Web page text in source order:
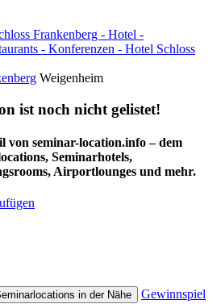
Weigenheim
ist noch nicht gelistet!
von seminar-location.info – dem
Seminarhotels,
Airportlounges und mehr.
in der Nähe
Gewinnspiel